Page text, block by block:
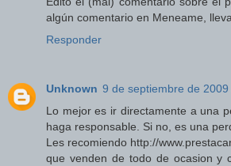
algún comentario en Meneame,
Responder
Unknown 9 de septiembre de
Lo mejor es ir directamente a una
haga responsable. Si no, es una
Les recomiendo http://
que venden de todo de ocasion y